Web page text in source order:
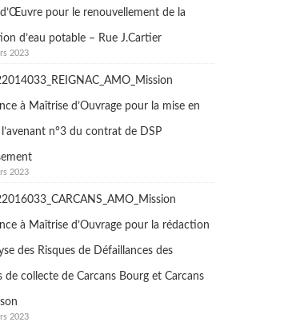
pour le renouvellement de la
d’eau potable – Rue J.Cartier
2023
à Maîtrise d’Ouvrage pour la mise en
n°3 du contrat de DSP
2023
à Maîtrise d’Ouvrage pour la rédaction
des Risques de Défaillances des
de collecte de Carcans Bourg et Carcans
2023